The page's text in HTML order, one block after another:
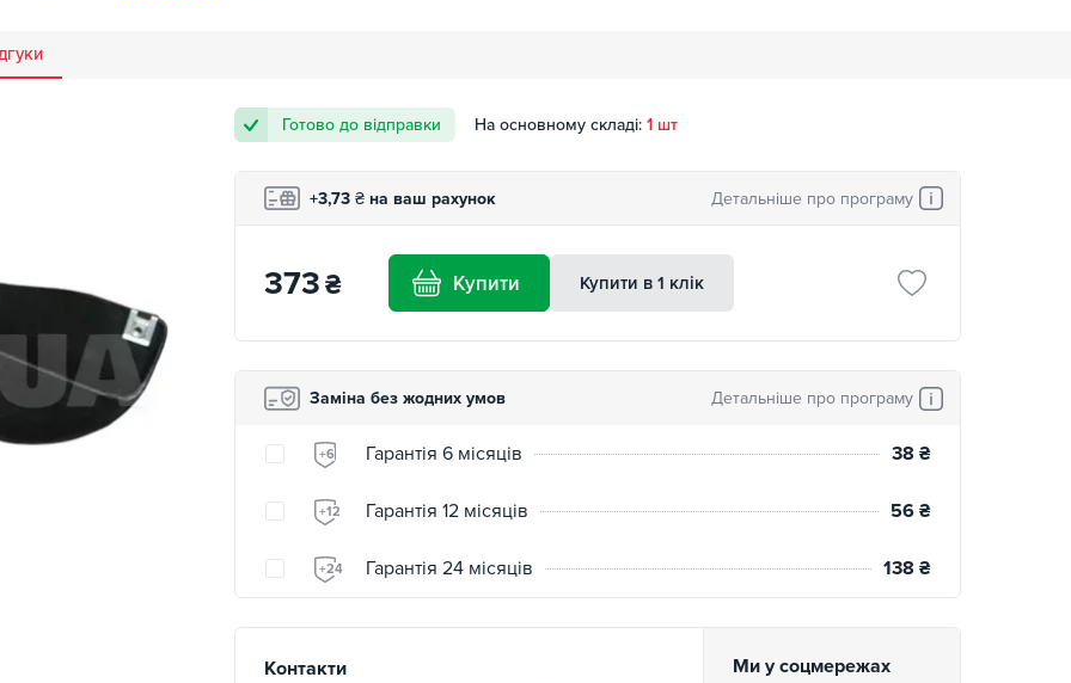
Готово до відправки На основному складі: 1 шт
+3,73 ₴ на ваш рахунок Детальніше про програму
373₴ Купити Купити в 1 клік
Заміна без жодних умов Детальніше про програму
+6 Гарантія 6 місяців 38 ₴
+12 Гарантія 12 місяців 56 ₴
+24 Гарантія 24 місяців 138 ₴
Контакти Ми у соцмережах